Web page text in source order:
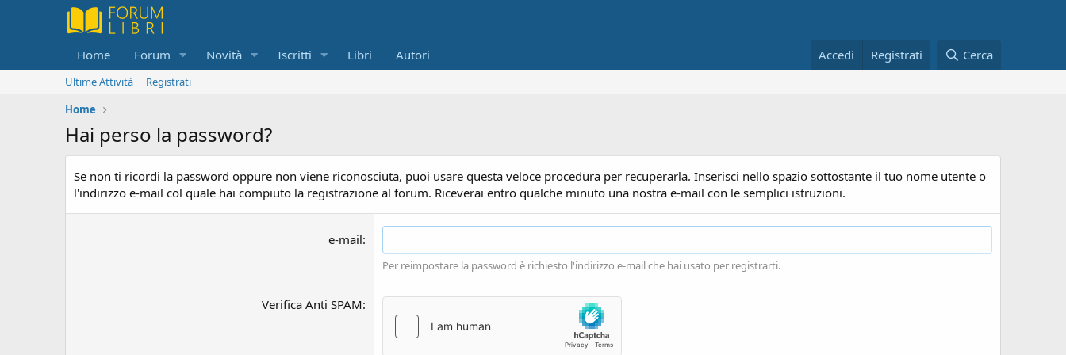
Home Forum Novità Iscritti Libri Autori Accedi Registrati Cerca
Ultime Attività
Registrati
Home
Hai perso la password?
Se non ti ricordi la password oppure non viene riconosciuta, puoi usare questa veloce procedura per recuperarla. Inserisci nello spazio sottostante il tuo nome utente o
l'indirizzo e-mail col quale hai compiuto la registrazione al forum. Riceverai entro qualche minuto una nostra e-mail con le semplici istruzioni.
e-mail
Per reimpostare la password è richiesto l'indirizzo e-mail che hai usato per registrarti.
Verifica Anti SPAM